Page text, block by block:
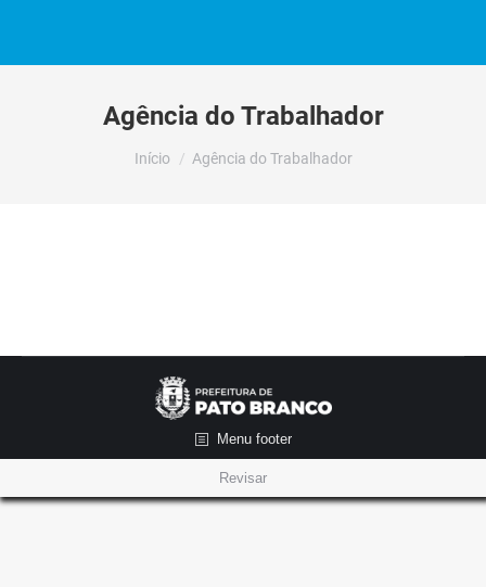
Agência do Trabalhador
Você está aqui:
Início Agência do Trabalhador
Menu footer
Revisar